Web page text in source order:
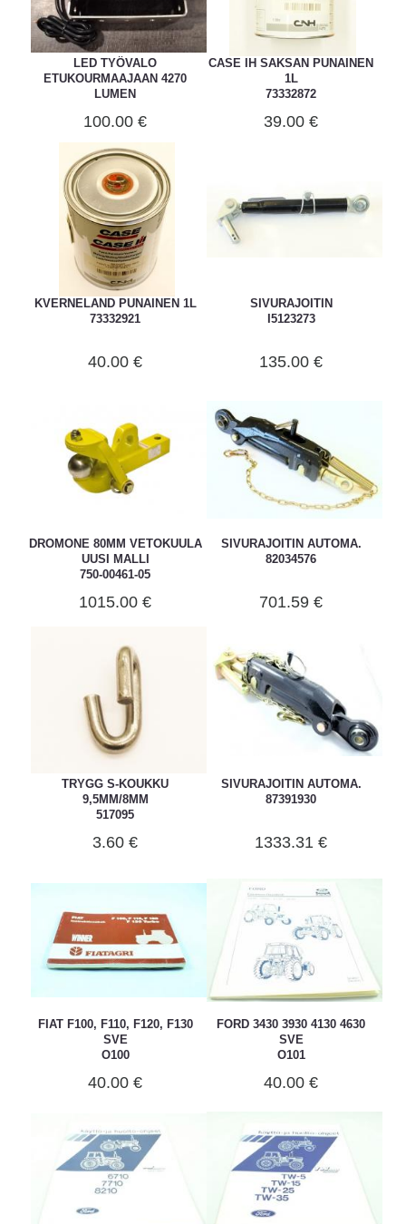
LED TYÖVALO
ETUKOURMAAJAAN 4270
LUMEN
100.00 €
CASE IH SAKSAN PUNAINEN
1L
73332872
39.00 €
KVERNELAND PUNAINEN 1L
73332921
40.00 €
SIVURAJOITIN
I5123273
135.00 €
DROMONE 80MM VETOKUULA
UUSI MALLI
750-00461-05
1015.00 €
SIVURAJOITIN AUTOMA.
82034576
701.59 €
TRYGG S-KOUKKU
9,5MM/8MM
517095
3.60 €
SIVURAJOITIN AUTOMA.
87391930
1333.31 €
FIAT F100, F110, F120, F130
SVE
O100
40.00 €
FORD 3430 3930 4130 4630
SVE
O101
40.00 €